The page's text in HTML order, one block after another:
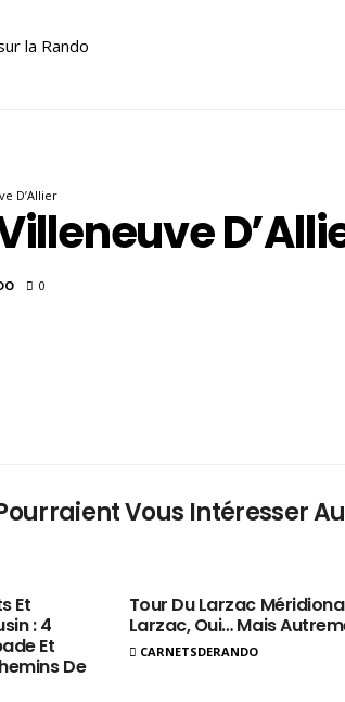
D’Allier
0
Vous Intéresser
Et
: 4
Et
De
Tour Du Larzac
Larzac, Oui… Mais
CARNETSDERANDO